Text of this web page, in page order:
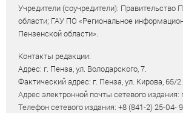
Учредители (соучредители): Правительство
области; ГАУ ПО «Региональное
Пензенской области».
Контакты редакции:
Адрес: г. Пенза, ул. Володарского, 7.
Фактический адрес: г. Пенза, ул. Кирова, 65/2.
Адрес электронной почты сетевого издания:
Телефон сетевого издания: +8 (841-2) 25-04-